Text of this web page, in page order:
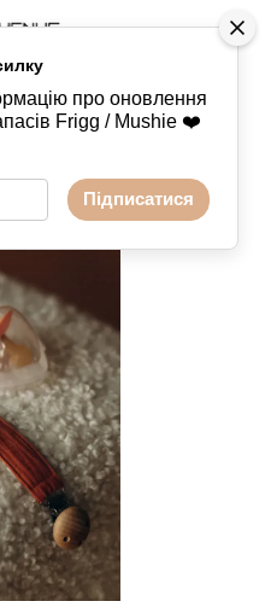
про оновлення
Frigg / Mushie ❤️
Підписатися